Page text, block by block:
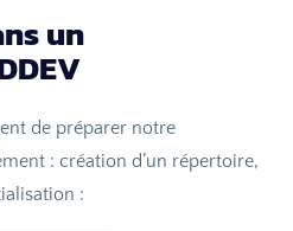
un
de préparer notre
: création d’un répertoire,
: